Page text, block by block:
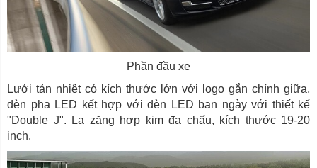
Phần đầu xe
Lưới tản nhiệt có kích thước lớn với logo gắn chính giữa,
đèn pha LED kết hợp với đèn LED ban ngày với thiết kế
"Double J". La zăng hợp kim đa chấu, kích thước 19-20
inch.